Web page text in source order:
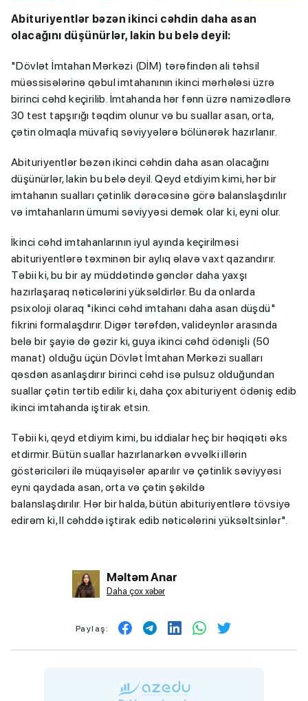
Abituriyentlər bəzən ikinci cəhdin daha asan
olacağını düşünürlər, lakin bu belə deyil:
"Dövlət İmtahan Mərkəzi (DİM) tərəfindən ali təhsil
müəssisələrinə qəbul imtahanının ikinci mərhələsi üzrə
birinci cəhd keçirilib. İmtahanda hər fənn üzrə namizədlərə
30 test tapşırığı təqdim olunur və bu suallar asan, orta,
çətin olmaqla müvafiq səviyyələrə bölünərək hazırlanır.
Abituriyentlər bəzən ikinci cəhdin daha asan olacağını
düşünürlər, lakin bu belə deyil. Qeyd etdiyim kimi, hər bir
imtahanın sualları çətinlik dərəcəsinə görə balanslaşdırılır
və imtahanların ümumi səviyyəsi demək olar ki, eyni olur.
İkinci cəhd imtahanlarının iyul ayında keçirilməsi
abituriyentlərə təxminən bir aylıq əlavə vaxt qazandırır.
Təbii ki, bu bir ay müddətində gənclər daha yaxşı
hazırlaşaraq nəticələrini yüksəldirlər. Bu da onlarda
psixoloji olaraq "ikinci cəhd imtahanı daha asan düşdü"
fikrini formalaşdırır. Digər tərəfdən, valideynlər arasında
belə bir şayiə də gəzir ki, guya ikinci cəhd ödənişli (50
manat) olduğu üçün Dövlət İmtahan Mərkəzi sualları
qəsdən asanlaşdırır birinci cəhd isə pulsuz olduğundan
suallar çətin tərtib edilir ki, daha çox abituriyent ödəniş edib
ikinci imtahanda iştirak etsin.
Təbii ki, qeyd etdiyim kimi, bu iddialar heç bir həqiqəti əks
etdirmir. Bütün suallar hazırlanarkən əvvəlki illərin
göstəriciləri ilə müqayisələr aparılır və çətinlik səviyyəsi
eyni qaydada asan, orta və çətin şəkildə
balanslaşdırılır. Hər bir halda, bütün abituriyentlərə tövsiyə
edirəm ki, II cəhddə iştirak edib nəticələrini yüksəltsinlər".
Məltəm Anar
Daha çox xəbər
Paylaş: